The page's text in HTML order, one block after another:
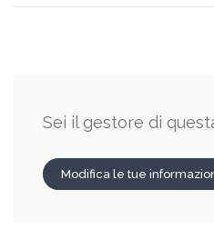
Sei il gestore di
Modifica le tue